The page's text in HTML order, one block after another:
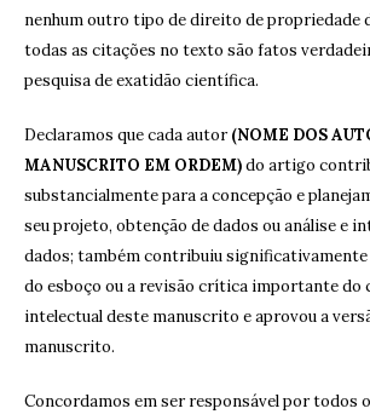
nenhum outro tipo de direito de propriedade
todas as citações no texto são fatos
pesquisa de exatidão científica.
Declaramos que cada autor(NOME DOS
MANUSCRITO EM ORDEM)do artigo
substancialmente para a concepção e
seu projeto, obtenção de dados ou análise e
dados; também contribuiu significativamente
do esboço ou a revisão crítica importante do
intelectual deste manuscrito e aprovou a
manuscrito.
Concordamos em ser responsável por todos